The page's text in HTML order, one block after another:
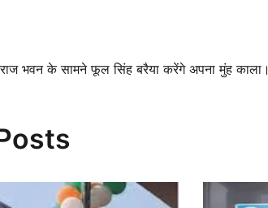
भवन के सामने फूल सिंह बरैया करेंगे अपना मुंह काला।